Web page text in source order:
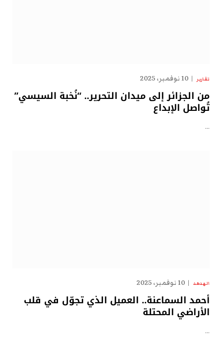
تقارير 10 نوفمبر، 2025
من الجزائر إلى ميدان التحرير.. “نُخبة السيسي”
تُواصل الإبداع
…
الهدهد 10 نوفمبر، 2025
أحمد السماعنة.. العميل الذي تجوّل في قلب
الأراضي المحتلة
…